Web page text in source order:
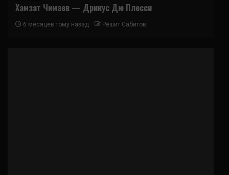
Хамзат Чимаев — Дрикус Дю Плесси
6 месяцев тому назад Решит Сабитов